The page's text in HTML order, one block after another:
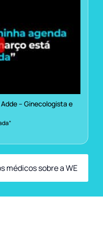
– Ginecologista e
médicos sobre a WE